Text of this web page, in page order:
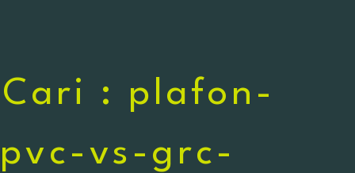
Cari : plafon-
pvc-vs-grc-